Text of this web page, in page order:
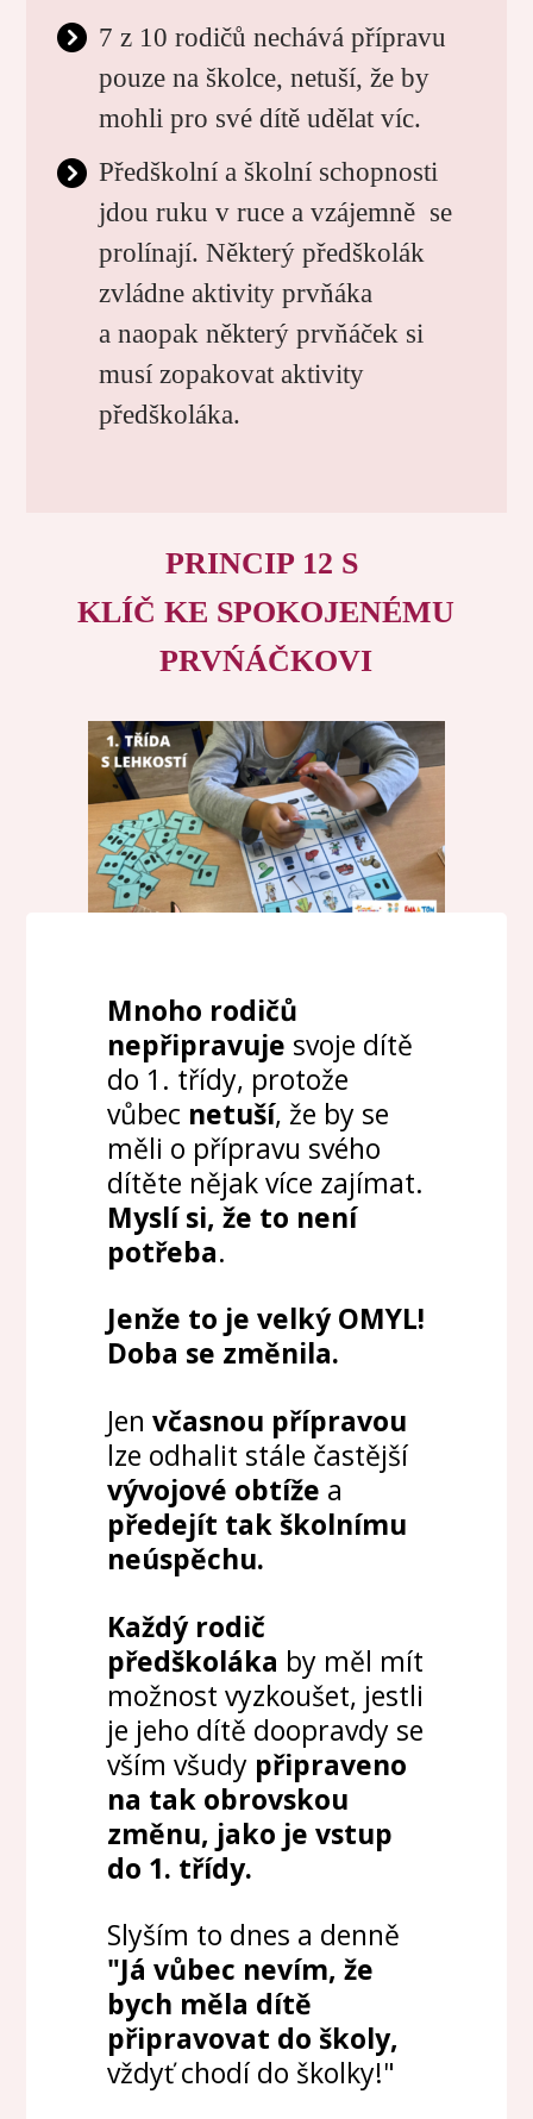
7 z 10 rodičů nechává přípravu
pouze na školce, netuší, že by
mohli pro své dítě udělat víc.
Předškolní a školní schopnosti
jdou ruku v ruce a vzájemně se
prolínají. Některý předškolák
zvládne aktivity prvňáka
a naopak některý prvňáček si
musí zopakovat aktivity
předškoláka.
PRINCIP 12 S
KLÍČ KE SPOKOJENÉMU
PRVŃÁČKOVI
Mnoho rodičů
nepřipravuje svoje dítě
do 1. třídy, protože
vůbec netuší, že by se
měli o přípravu svého
dítěte nějak více zajímat.
Myslí si, že to není
potřeba.
Jenže to je velký OMYL!
Doba se změnila.
Jenvčasnou přípravou
lze odhalit stále častější
vývojové obtíže a
předejít tak školnímu
neúspěchu.
Každý rodič
předškoláka by měl mít
možnost vyzkoušet, jestli
je jeho dítě doopravdy se
vším všudy připraveno
na tak obrovskou
změnu, jako je vstup
do 1. třídy.
Slyším to dnes a denně
"Já vůbec nevím, že
bych měla dítě
připravovat do školy,
vždyť chodí do školky!"